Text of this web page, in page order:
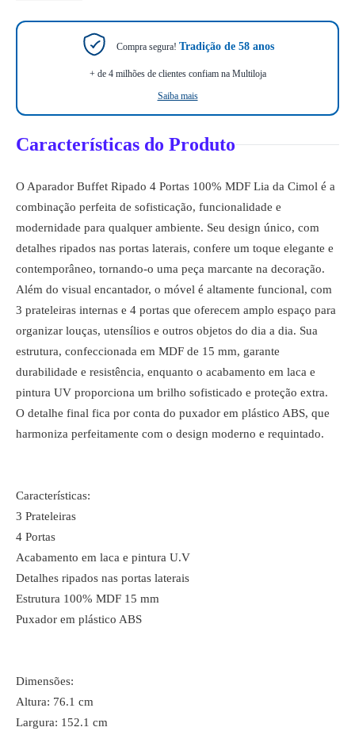
Compra segura! Tradição de 58 anos
+ de 4 milhões de clientes confiam na Multiloja
Saiba mais
Características do Produto
O Aparador Buffet Ripado 4 Portas 100% MDF Lia da Cimol é a
combinação perfeita de sofisticação, funcionalidade e
modernidade para qualquer ambiente. Seu design único, com
detalhes ripados nas portas laterais, confere um toque elegante e
contemporâneo, tornando-o uma peça marcante na decoração.
Além do visual encantador, o móvel é altamente funcional, com
3 prateleiras internas e 4 portas que oferecem amplo espaço para
organizar louças, utensílios e outros objetos do dia a dia. Sua
estrutura, confeccionada em MDF de 15 mm, garante
durabilidade e resistência, enquanto o acabamento em laca e
pintura UV proporciona um brilho sofisticado e proteção extra.
O detalhe final fica por conta do puxador em plástico ABS, que
harmoniza perfeitamente com o design moderno e requintado.
Características:
3 Prateleiras
4 Portas
Acabamento em laca e pintura U.V
Detalhes ripados nas portas laterais
Estrutura 100% MDF 15 mm
Puxador em plástico ABS
Dimensões:
Altura: 76.1 cm
Largura: 152.1 cm